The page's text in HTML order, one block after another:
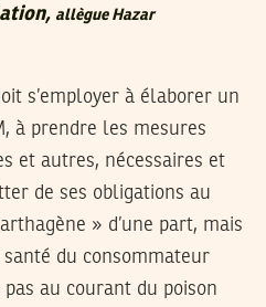
allègue Hazar
s’employer à élaborer un
à prendre les mesures
et autres, nécessaires et
de ses obligations au
» d’une part, mais
du consommateur
au courant du poison